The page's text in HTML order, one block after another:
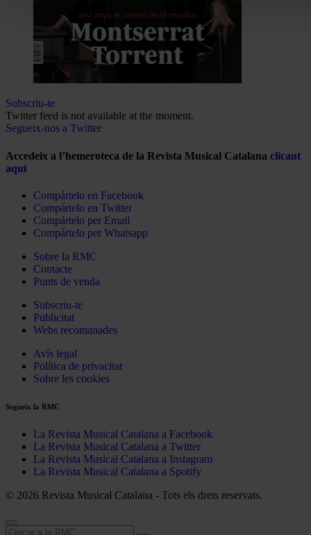
Subscriu-te
Twitter feed is not available at the moment.
Segueix-nos a Twitter
Accedeix a l’hemeroteca de la Revista Musical Catalana clicant
aquí
Compártelo en Facebook
Compártelo en Twitter
Compártelo per Email
Compártelo per Whatsapp
Sobre la RMC
Contacte
Punts de venda
Subscriu-te
Publicitat
Webs recomanades
Avís legal
Política de privacitat
Sobre les cookies
Segueix la RMC
La Revista Musical Catalana a Facebook
La Revista Musical Catalana a Twitter
La Revista Musical Catalana a Instagram
La Revista Musical Catalana a Spotify
© 2026 Revista Musical Catalana - Tots els drets reservats.